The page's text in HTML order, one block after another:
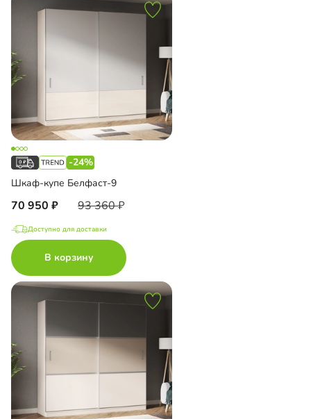
-24%
Шкаф-купе Белфаст-9
70 950 93 360
Доступно для доставки
В корзину